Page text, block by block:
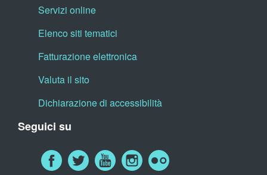
Servizi online
Elenco siti tematici
Fatturazione elettronica
Valuta il sito
Dichiarazione di accessibilità
Seguici su